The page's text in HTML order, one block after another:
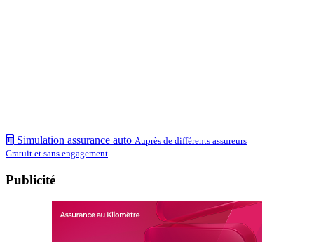
Simulation assurance auto Auprès de différents assureurs
Gratuit et sans engagement
Publicité